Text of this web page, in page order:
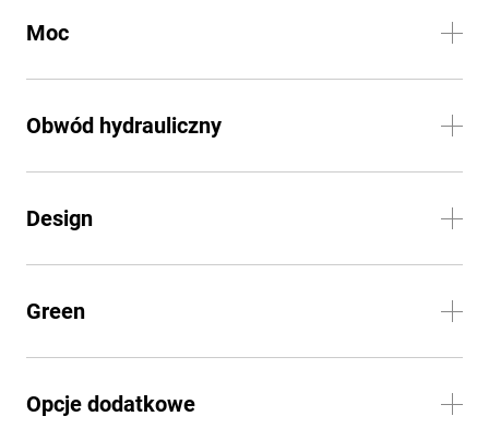
Moc
Obwód hydrauliczny
Design
Green
Opcje dodatkowe